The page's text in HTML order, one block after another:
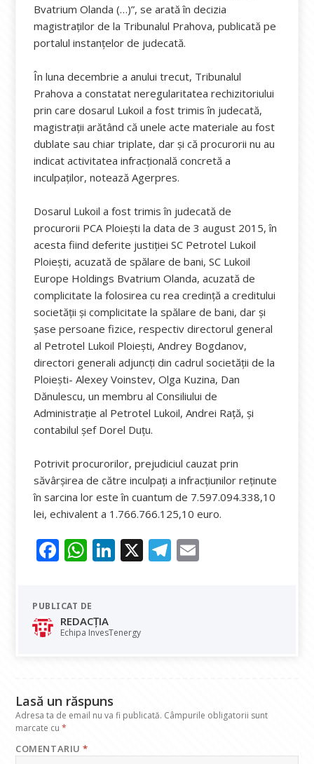
Bvatrium Olanda (…)”, se arată în decizia
magistraţilor de la Tribunalul Prahova, publicată pe
portalul instanţelor de judecată.
În luna decembrie a anului trecut, Tribunalul
Prahova a constatat neregularitatea rechizitoriului
prin care dosarul Lukoil a fost trimis în judecată,
magistraţii arătând că unele acte materiale au fost
dublate sau chiar triplate, dar şi că procurorii nu au
indicat activitatea infracţională concretă a
inculpaţilor, notează Agerpres.
Dosarul Lukoil a fost trimis în judecată de
procurorii PCA Ploieşti la data de 3 august 2015, în
acesta fiind deferite justiţiei SC Petrotel Lukoil
Ploieşti, acuzată de spălare de bani, SC Lukoil
Europe Holdings Bvatrium Olanda, acuzată de
complicitate la folosirea cu rea credinţă a creditului
societăţii şi complicitate la spălare de bani, dar şi
şase persoane fizice, respectiv directorul general
al Petrotel Lukoil Ploieşti, Andrey Bogdanov,
directori generali adjuncţi din cadrul societăţii de la
Ploieşti- Alexey Voinstev, Olga Kuzina, Dan
Dănulescu, un membru al Consiliului de
Administraţie al Petrotel Lukoil, Andrei Raţă, şi
contabilul şef Dorel Duţu.
Potrivit procurorilor, prejudiciul cauzat prin
săvârşirea de către inculpaţi a infracţiunilor reţinute
în sarcina lor este în cuantum de 7.597.094.338,10
lei, echivalent a 1.766.766.125,10 euro.
F
e
b
o
W
at
s
A
Li
dI
X T
PUBLICAT DE
REDACȚIA
Echipa InvesTenergy
Lasă un răspuns
Adresa ta de email nu va fi publicată. Câmpurile obligatorii sunt
marcate cu*
COMENTARIU*